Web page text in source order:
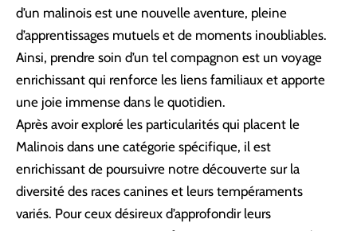
d’un malinois est une nouvelle aventure, pleine
d’apprentissages mutuels et de moments inoubliables.
Ainsi, prendre soin d’un tel compagnon est un voyage
enrichissant qui renforce les liens familiaux et apporte
une joie immense dans le quotidien.
Après avoir exploré les particularités qui placent le
Malinois dans une catégorie spécifique, il est
enrichissant de poursuivre notre découverte sur la
diversité des races canines et leurs tempéraments
variés. Pour ceux désireux d’approfondir leurs